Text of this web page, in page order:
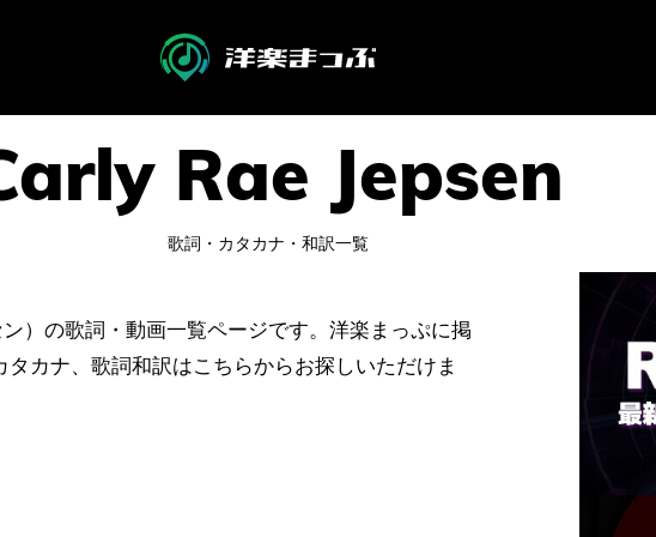
歌詞・カタカナ・和訳一覧
）の歌詞・動画一覧ページです。洋楽まっぷに掲
カナ、歌詞和訳はこちらからお探しいただけま